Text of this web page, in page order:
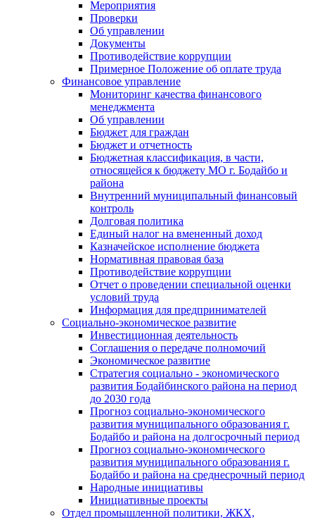
Мероприятия
Проверки
Об управлении
Документы
Противодействие коррупции
Примерное Положение об оплате труда
Финансовое управление
Мониторинг качества финансового
менеджмента
Об управлении
Бюджет для граждан
Бюджет и отчетность
Бюджетная классификация, в части,
относящейся к бюджету МО г. Бодайбо и
района
Внутренний муниципальный финансовый
контроль
Долговая политика
Единый налог на вмененный доход
Казначейское исполнение бюджета
Нормативная правовая база
Противодействие коррупции
Отчет о проведении специальной оценки
условий труда
Информация для предпринимателей
Социально-экономическое развитие
Инвестиционная деятельность
Соглашения о передаче полномочий
Экономическое развитие
Стратегия социально - экономического
развития Бодайбинского района на период
до 2030 года
Прогноз социально-экономического
развития муниципального образования г.
Бодайбо и района на долгосрочный период
Прогноз социально-экономического
развития муниципального образования г.
Бодайбо и района на среднесрочный период
Народные инициативы
Инициативные проекты
Отдел промышленной политики, ЖКХ,